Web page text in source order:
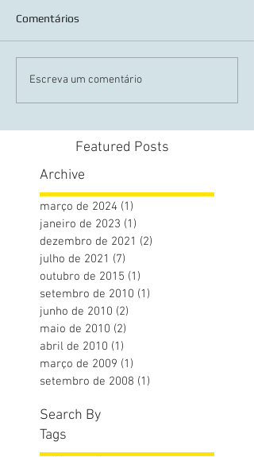
Comentários
Escreva um comentário
Featured Posts
Archive
março de 2024 (1)
janeiro de 2023 (1)
dezembro de 2021 (2)
julho de 2021 (7)
outubro de 2015 (1)
setembro de 2010 (1)
junho de 2010 (2)
maio de 2010 (2)
abril de 2010 (1)
março de 2009 (1)
setembro de 2008 (1)
Search By
Tags